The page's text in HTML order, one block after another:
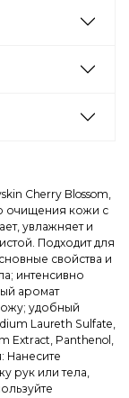
Cherry Blossom,
очищения кожи с
увлажняет и
Подходит для
свойства и
интенсивно
аромат
удобный
Laureth Sulfate,
Extract, Panthenol,
Нанесите
рук или тела,